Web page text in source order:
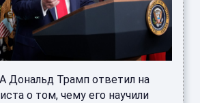
Дональд Трамп ответил на
о том, чему его научили